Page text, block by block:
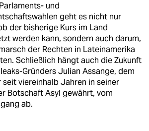
und
geht es nicht nur
der bisherige Kurs im Land
werden kann, sondern auch darum,
der Rechten in Lateinamerika
Schließlich hängt auch die Zukunft
Gründers Julian Assange, dem
seit viereinhalb Jahren in seiner
Botschaft Asyl gewährt, vom
ab.